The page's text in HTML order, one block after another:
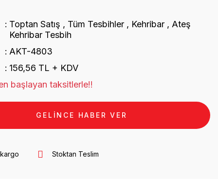
Toptan Satış , Tüm Tesbihler , Kehribar , Ateş
Kehribar Tesbih
AKT-4803
156,56 TL + KDV
başlayan taksitlerle!!
GELİNCE HABER VER
Stoktan Teslim